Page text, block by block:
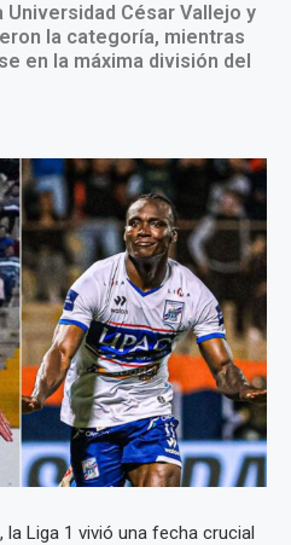
Universidad César Vallejo y
la categoría, mientras
en la máxima división del
Liga 1 vivió una fecha crucial